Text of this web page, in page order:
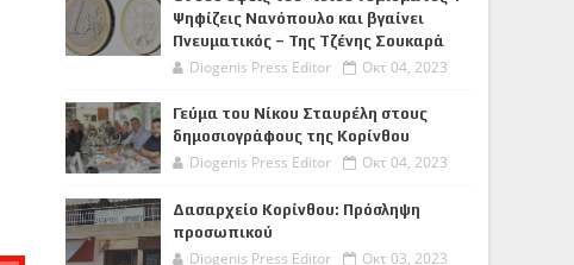
Ψηφίζεις Νανόπουλο και βγαίνει
Πνευματικός – Της Τζένης Σουκαρά
Diogenis Press Editor Οκτ 04, 2023
Γεύμα του Νίκου Σταυρέλη στους
δημοσιογράφους της Κορίνθου
Diogenis Press Editor Οκτ 04, 2023
Δασαρχείο Κορίνθου: Πρόσληψη
προσωπικού
Diogenis Press Editor Οκτ 03, 2023